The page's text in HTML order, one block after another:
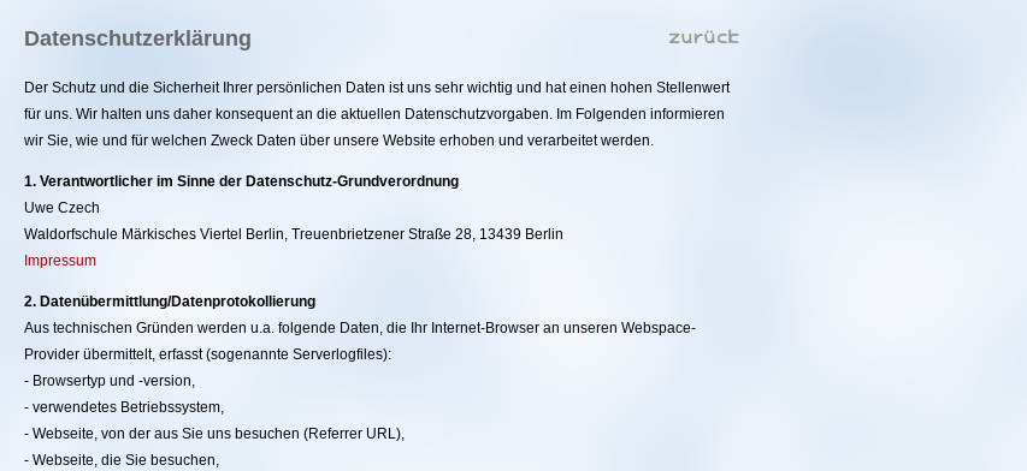
Datenschutzerklärung
Der Schutz und die Sicherheit Ihrer persönlichen Daten ist uns sehr wichtig und hat einen hohen Stellenwert
für uns. Wir halten uns daher konsequent an die aktuellen Datenschutzvorgaben. Im Folgenden informieren
wir Sie, wie und für welchen Zweck Daten über unsere Website erhoben und verarbeitet werden.
1. Verantwortlicher im Sinne der Datenschutz-Grundverordnung
Uwe Czech
Waldorfschule Märkisches Viertel Berlin, Treuenbrietzener Straße 28, 13439 Berlin
Impressum
2. Datenübermittlung/Datenprotokollierung
Aus technischen Gründen werden u.a. folgende Daten, die Ihr Internet-Browser an unseren Webspace-
Provider übermittelt, erfasst (sogenannte Serverlogfiles):
- Browsertyp und -version,
- verwendetes Betriebssystem,
- Webseite, von der aus Sie uns besuchen (Referrer URL),
- Webseite, die Sie besuchen,